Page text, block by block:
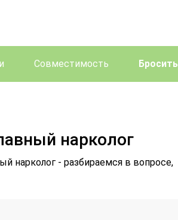
Совместимость Бросить
нарколог
нарколог - разбираемся в вопросе,